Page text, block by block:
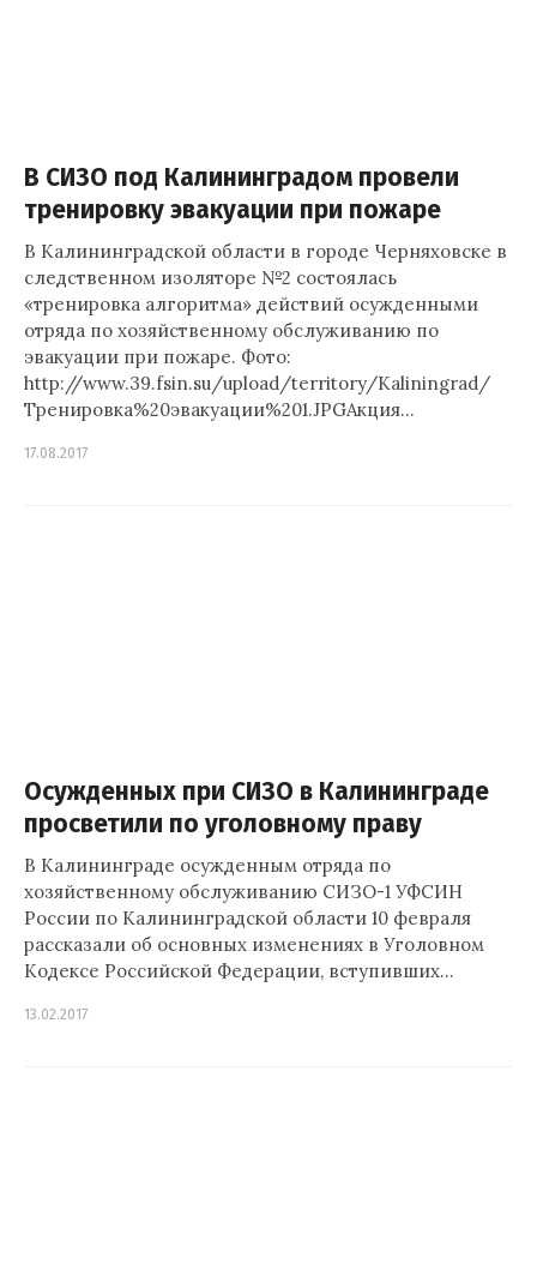
В СИЗО под Калининградом провели
тренировку эвакуации при пожаре
В Калининградской области в городе Черняховске в
следственном изоляторе №2 состоялась
«тренировка алгоритма» действий осужденными
отряда по хозяйственному обслуживанию по
эвакуации при пожаре. Фото:
http://www.39.fsin.su/upload/territory/Kaliningrad/
Тренировка%20эвакуации%201.JPGАкция…
17.08.2017
Осужденных при СИЗО в Калининграде
просветили по уголовному праву
В Калининграде осужденным отряда по
хозяйственному обслуживанию СИЗО-1 УФСИН
России по Калининградской области 10 февраля
рассказали об основных изменениях в Уголовном
Кодексе Российской Федерации, вступивших…
13.02.2017